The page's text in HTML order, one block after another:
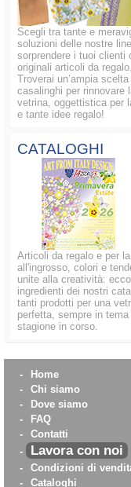
Scegli tra tante e
soluzioni delle nostre
sorprendere i tuoi clienti
originali articoli da regalo.
Troverai un’ampia scelta
casalinghi per rinnovare
vetrina, oggettistica per
e tante idee regalo!
CATALOGHI
Articoli da regalo e per
all'ingrosso, colori e
unite alla creatività:
ingredienti dei nostri
tanti prodotti per una
perfetta, sempre in
stagione in corso.
-
Home
-
Chi siamo
-
Dove siamo
-
FAQ
-
Contatti
-
Lavora con noi
-
Condizioni di
-
Cataloghi